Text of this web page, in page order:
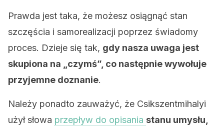
Prawda jest taka, że ​​możesz osiągnąć stan
szczęścia i samorealizacji poprzez świadomy
proces. Dzieje się tak, gdy nasza uwaga jest
skupiona na „czymś”, co następnie wywołuje
przyjemne doznanie.
Należy ponadto zauważyć, że Csikszentmihalyi
użył słowa przepływ do opisania stanu umysłu,